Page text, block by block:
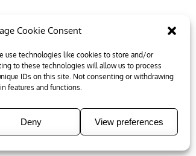
Cookie Consent
use technologies like cookies to store and/or
to these technologies will allow us to process
IDs on this site. Not consenting or withdrawing
features and functions.
Deny View preferences